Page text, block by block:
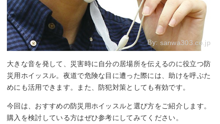
By: sanwa303.co.jp
大きな音を発して、災害時に自分の居場所を伝えるのに役立つ防
災用ホイッスル。夜道で危険な目に遭った際には、助けを呼ぶた
めにも活用できます。また、防犯対策としても有効です。
今回は、おすすめの防災用ホイッスルと選び方をご紹介します。
購入を検討している方はぜひ参考にしてみてください。